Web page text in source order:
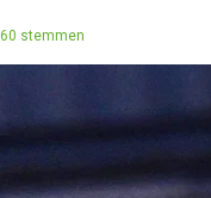
60 stemmen